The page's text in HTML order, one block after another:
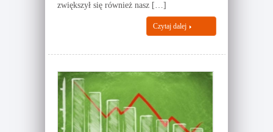
zwiększył się również nasz […]
Czytaj dalej